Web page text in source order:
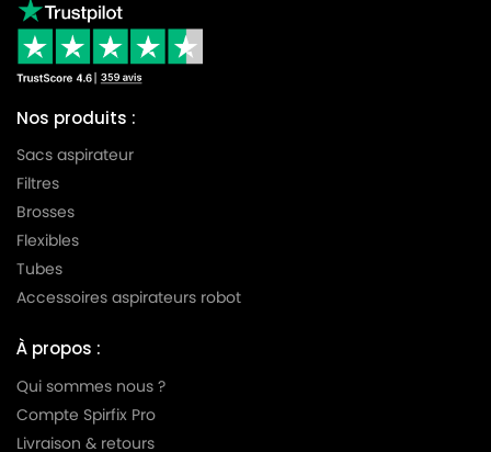
Nos produits :
Sacs aspirateur
Filtres
Brosses
Flexibles
Tubes
Accessoires aspirateurs robot
À propos :
Qui sommes nous ?
Compte Spirfix Pro
Livraison & retours